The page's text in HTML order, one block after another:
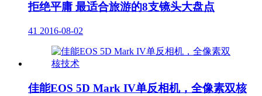
拒绝平庸 最适合旅游的8支镜头大盘点
41 2016-08-02
佳能EOS 5D Mark IV单反相机，全像素双核